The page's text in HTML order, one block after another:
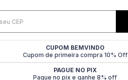
CUPOM BEMVINDO
Cupom de primeira compra 10% Off
PAGUE NO PIX
Pague no pix e ganhe 8% off